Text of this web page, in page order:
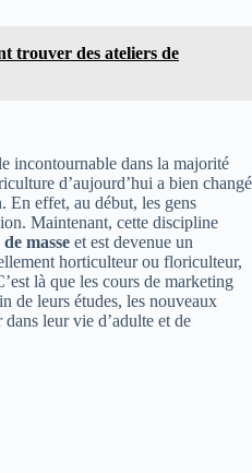
trouver des ateliers de
incontournable dans la majorité
d’aujourd’hui a bien changé
En effet, au début, les gens
Maintenant, cette discipline
masse et est devenue un
horticulteur ou floriculteur,
là que les cours de marketing
de leurs études, les nouveaux
leur vie d’adulte et de